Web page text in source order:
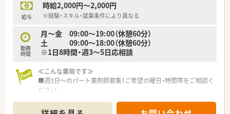
給与
時給2,000円～2,000円
※経験・スキル・就業条件により異なる
勤務
時間
月～金 09:00～19:00（休憩60分）
土 09:00～18:00（休憩60分）
※1日8時間・週3～5日応相談
≪こんな薬局です≫
■週3日～のパート薬剤師募集！ご希望の曜日・時間帯をご相談く
ださい。
■こちらの店舗は地域蜜着型で、地元の方のかかりつけ薬局とし